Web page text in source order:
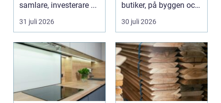
samlare, investerare ...
31 juli 2026
butiker, på byggen och
längs v...
30 juli 2026